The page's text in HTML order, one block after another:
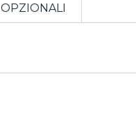
OPZIONALI